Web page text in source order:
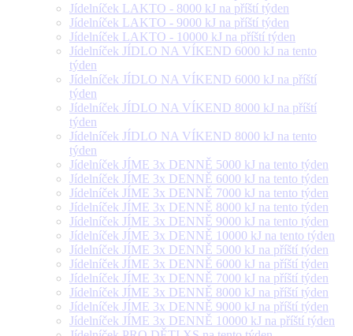
Jídelníček LAKTO - 8000 kJ na příští týden
Jídelníček LAKTO - 9000 kJ na příští týden
Jídelníček LAKTO - 10000 kJ na příští týden
Jídelníček JÍDLO NA VÍKEND 6000 kJ na tento
týden
Jídelníček JÍDLO NA VÍKEND 6000 kJ na příští
týden
Jídelníček JÍDLO NA VÍKEND 8000 kJ na příští
týden
Jídelníček JÍDLO NA VÍKEND 8000 kJ na tento
týden
Jídelníček JÍME 3x DENNĚ 5000 kJ na tento týden
Jídelníček JÍME 3x DENNĚ 6000 kJ na tento týden
Jídelníček JÍME 3x DENNĚ 7000 kJ na tento týden
Jídelníček JÍME 3x DENNĚ 8000 kJ na tento týden
Jídelníček JÍME 3x DENNĚ 9000 kJ na tento týden
Jídelníček JÍME 3x DENNĚ 10000 kJ na tento týden
Jídelníček JÍME 3x DENNĚ 5000 kJ na příští týden
Jídelníček JÍME 3x DENNĚ 6000 kJ na příští týden
Jídelníček JÍME 3x DENNĚ 7000 kJ na příští týden
Jídelníček JÍME 3x DENNĚ 8000 kJ na příští týden
Jídelníček JÍME 3x DENNĚ 9000 kJ na příští týden
Jídelníček JÍME 3x DENNĚ 10000 kJ na příští týden